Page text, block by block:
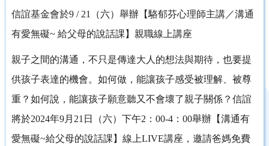
信誼基金會於9 / 21（六）舉辦【駱郁芬心理師主講／溝通
有愛無礙~ 給父母的說話課】親職線上講座
親子之間的溝通，不只是傳達大人的想法與期待，也要提
供孩子表達的機會。如何做，能讓孩子感受被理解、被尊
重？如何說，能讓孩子願意聽又不會壞了親子關係？信誼
將於2024年9月21日（六）下午2：00-4：00舉辦【溝通有
愛無礙~給父母的說話課】線上LIVE講座，邀請爸媽免費